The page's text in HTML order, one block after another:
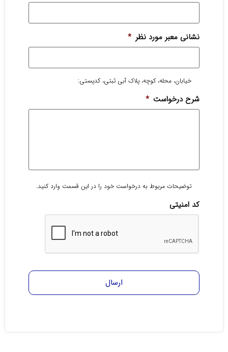
نشانی معبر مورد نظر *
خیابان، محله، کوچه، پلاک آبی ثبتی، کدپستی:
شرح درخواست *
توضیحات مربوط به درخواست خود را در این قسمت وارد کنید.
کد امنیتی